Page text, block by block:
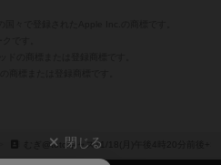
むぎ@totoキャス11/18(月)午後4時20分前後
閉じる